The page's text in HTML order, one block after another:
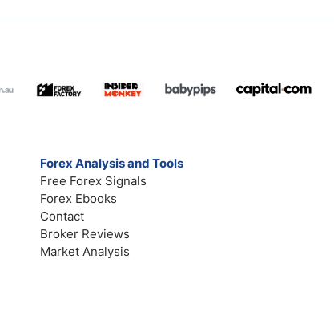
Forex Analysis and Tools
Free Forex Signals
Forex Ebooks
Contact
Broker Reviews
Market Analysis